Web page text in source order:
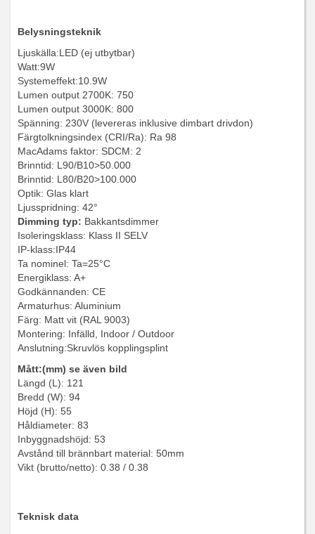
Belysningsteknik
Ljuskälla:LED (ej utbytbar)
Watt:9W
Systemeffekt:10.9W
Lumen output 2700K: 750
Lumen output 3000K: 800
Spänning: 230V (levereras inklusive dimbart drivdon)
Färgtolkningsindex (CRI/Ra): Ra 98
MacAdams faktor: SDCM: 2
Brinntid: L90/B10>50.000
Brinntid: L80/B20>100.000
Optik: Glas klart
Ljusspridning: 42°
Dimming typ: Bakkantsdimmer
Isoleringsklass: Klass II SELV
IP-klass:IP44
Ta nominel: Ta=25°C
Energiklass: A+
Godkännanden: CE
Armaturhus: Aluminium
Färg: Matt vit (RAL 9003)
Montering: Infälld, Indoor / Outdoor
Anslutning:Skruvlös kopplingsplint
Mått:(mm) se även bild
Längd (L): 121
Bredd (W): 94
Höjd (H): 55
Håldiameter: 83
Inbyggnadshöjd: 53
Avstånd till brännbart material: 50mm
Vikt (brutto/netto): 0.38 / 0.38
Teknisk data